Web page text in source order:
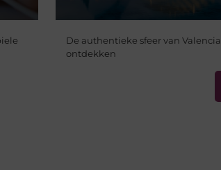
De authentieke sfeer van Valencia
ontdekken